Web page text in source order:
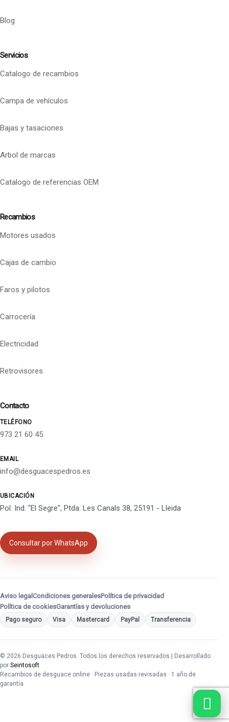
Blog
Servicios
Catalogo de recambios
Campa de vehículos
Bajas y tasaciones
Arbol de marcas
Catalogo de referencias OEM
Recambios
Motores usados
Cajas de cambio
Faros y pilotos
Carrocería
Electricidad
Retrovisores
Contacto
TELÉFONO
973 21 60 45
EMAIL
info@desguacespedros.es
UBICACIÓN
Pol. Ind. "El Segre", Ptda. Les Canals 38, 25191 - Lleida
Consultar por WhatsApp
Aviso legal Condiciones generalesPolítica de privacidad
Política de cookiesGarantías y devoluciones
Pago seguro Visa Mastercard PayPal Transferencia
© 2026 Desguaces Pedros. Todos los derechos reservados | Desarrollado
por Seintosoft
Recambios de desguace online · Piezas usadas revisadas · 1 año de
garantía